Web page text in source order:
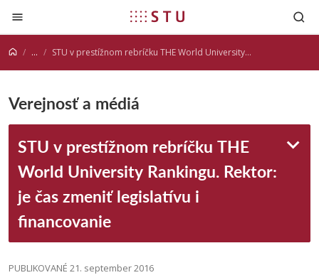
Prejsť na obsah
... STU v prestížnom rebríčku THE World University Rankingu. Rektor: je čas zmeniť legislatívu i financovanie
Verejnosť a médiá
STU v prestížnom rebríčku THE
World University Rankingu. Rektor:
je čas zmeniť legislatívu i
financovanie
PUBLIKOVANÉ 21. september 2016